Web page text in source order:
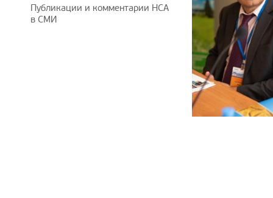
Публикации и комментарии НСА
в СМИ